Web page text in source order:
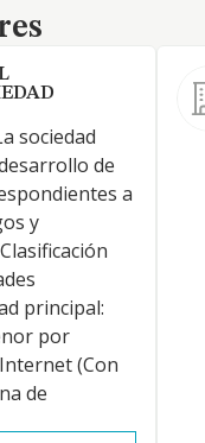
sociedad
de
a
y
principal:
por
(Con
de